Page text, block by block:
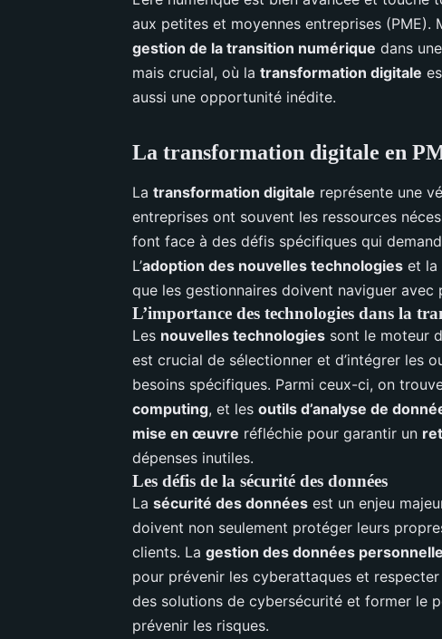
aux petites et moyennes entreprises (PME).
gestion de la transition numérique dans
mais crucial, où la transformation digitale
aussi une opportunité inédite.
La transformation digitale en
La transformation digitale représente une
entreprises ont souvent les ressources
font face à des défis spécifiques qui
L’adoption des nouvelles technologies et la
que les gestionnaires doivent naviguer avec
L’importance des technologies dans la
Les nouvelles technologies sont le moteur
est crucial de sélectionner et d’intégrer les
besoins spécifiques. Parmi ceux-ci, on
computing, et les outils d’analyse de
mise en œuvre réfléchie pour garantir un
dépenses inutiles.
Les défis de la sécurité des données
La sécurité des données est un enjeu
doivent non seulement protéger leurs
clients. La gestion des données
pour prévenir les cyberattaques et
des solutions de cybersécurité et former le
prévenir les risques.